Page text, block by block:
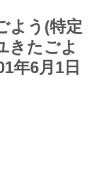
よう(特定
きたごよ
年6月1日